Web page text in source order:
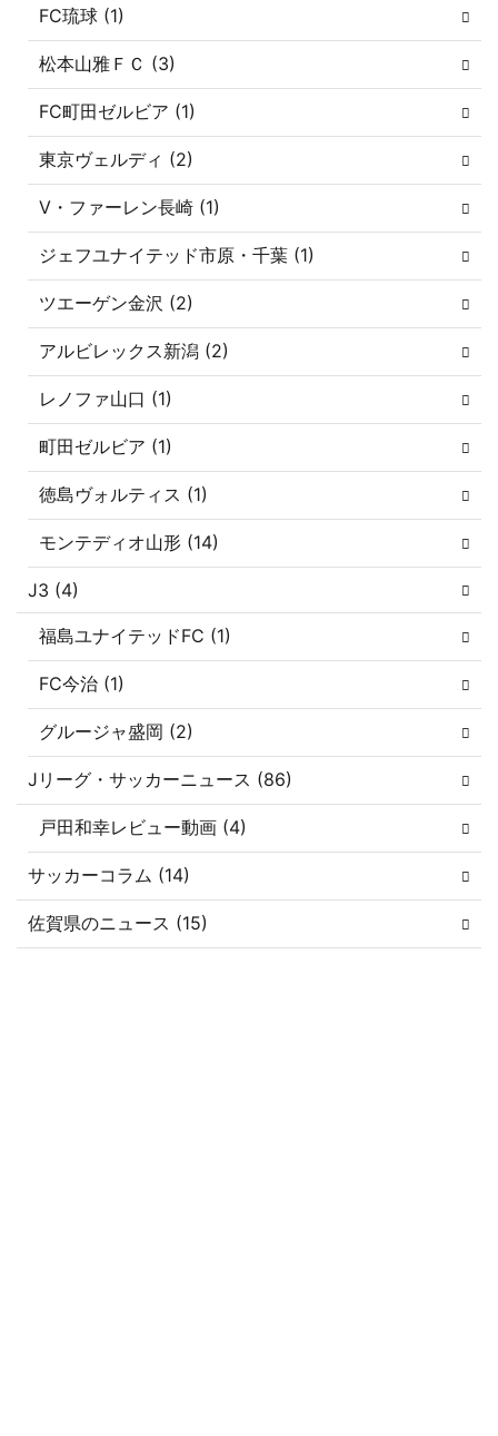
FC琉球 (1)
松本山雅ＦＣ (3)
FC町田ゼルビア (1)
東京ヴェルディ (2)
V・ファーレン長崎 (1)
ジェフユナイテッド市原・千葉 (1)
ツエーゲン金沢 (2)
アルビレックス新潟 (2)
レノファ山口 (1)
町田ゼルビア (1)
徳島ヴォルティス (1)
モンテディオ山形 (14)
J3 (4)
福島ユナイテッドFC (1)
FC今治 (1)
グルージャ盛岡 (2)
Jリーグ・サッカーニュース (86)
戸田和幸レビュー動画 (4)
サッカーコラム (14)
佐賀県のニュース (15)